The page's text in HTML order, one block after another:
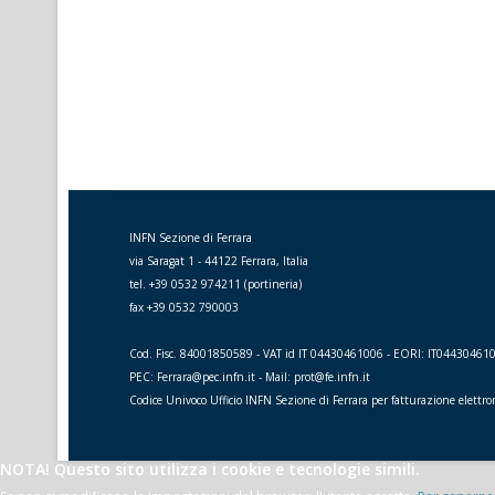
INFN Sezione di Ferrara
via Saragat 1 - 44122 Ferrara, Italia
tel. +39 0532 974211 (portineria)
fax +39 0532 790003
Cod. Fisc. 84001850589 - VAT id IT 04430461006 - EORI:
PEC: Ferrara@pec.infn.it - Mail: prot@fe.infn.it
Codice Univoco Ufficio INFN Sezione di Ferrara per fatturazione
NOTA! Questo sito utilizza i cookie e tecnologie simili.